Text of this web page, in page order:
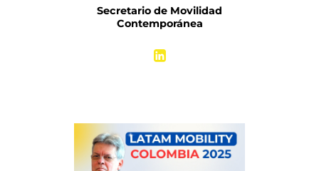
Secretario de Movilidad
Contemporánea